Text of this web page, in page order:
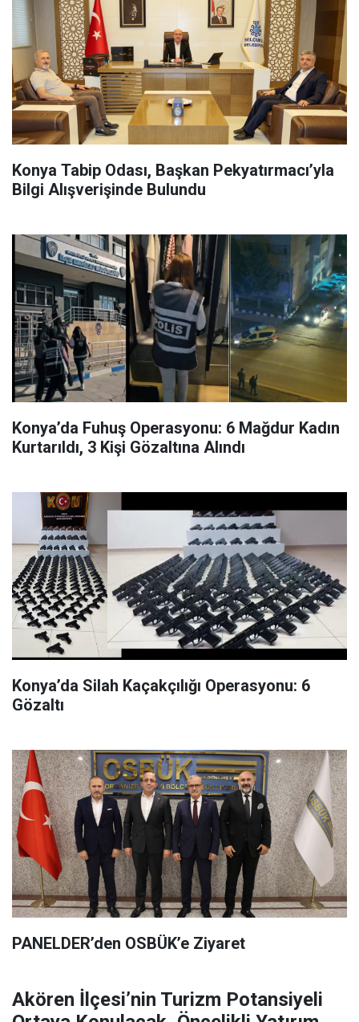
Konya Tabip Odası, Başkan Pekyatırmacı’yla
Bilgi Alışverişinde Bulundu
Konya’da Fuhuş Operasyonu: 6 Mağdur Kadın
Kurtarıldı, 3 Kişi Gözaltına Alındı
Konya’da Silah Kaçakçılığı Operasyonu: 6
Gözaltı
PANELDER’den OSBÜK’e Ziyaret
Akören İlçesi’nin Turizm Potansiyeli